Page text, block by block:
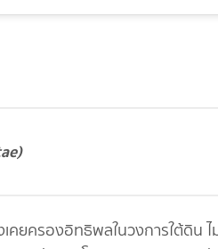
คยครองอิทธิพลในวงการใต้ดิน ไ